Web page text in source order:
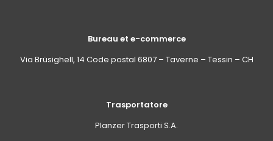
Bureau et e-commerce
Via Brüsighell, 14 Code postal 6807 – Taverne – Tessin – CH
Trasportatore
Planzer Trasporti S.A.